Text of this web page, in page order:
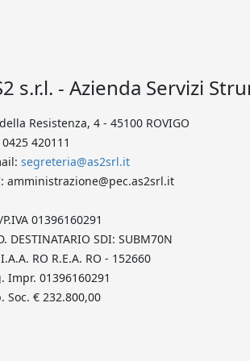
s.r.l. - Azienda Servizi
Resistenza, 4 - 45100 ROVIGO
420111
segreteria@as2srl.it
amministrazione@pec.as2srl.it
P.IVA 01396160291
DESTINATARIO SDI: SUBM70N
RO R.E.A. RO - 152660
Impr. 01396160291
Soc. € 232.800,00